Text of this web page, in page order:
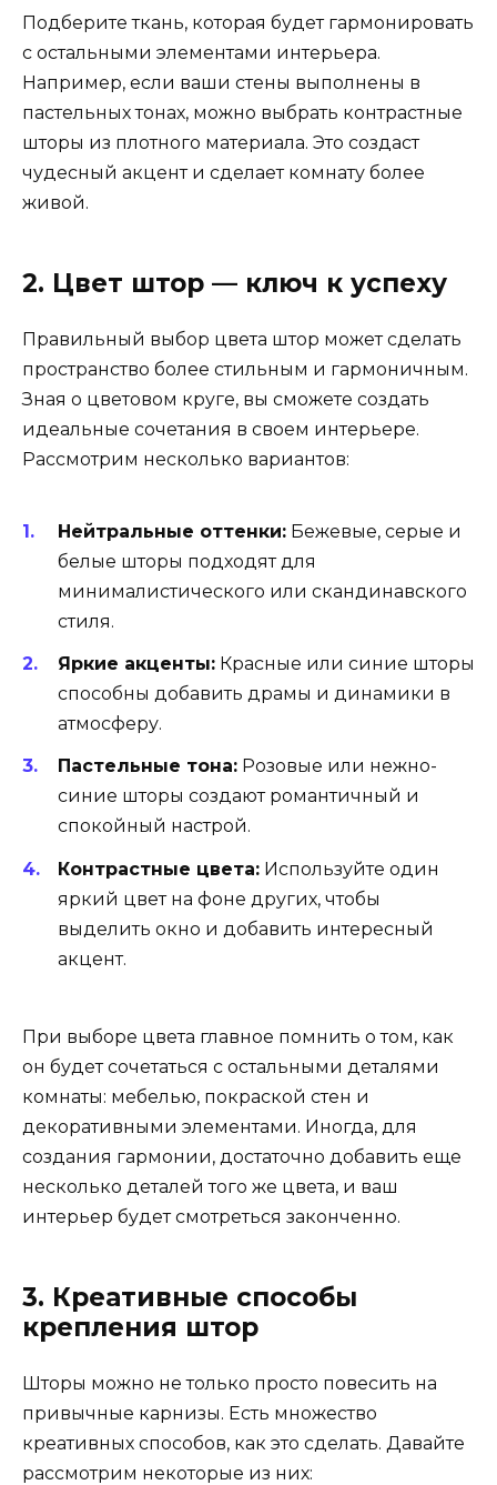
Подберите ткань, которая будет гармонировать
с остальными элементами интерьера.
Например, если ваши стены выполнены в
пастельных тонах, можно выбрать контрастные
шторы из плотного материала. Это создаст
чудесный акцент и сделает комнату более
живой.
2. Цвет штор — ключ к успеху
Правильный выбор цвета штор может сделать
пространство более стильным и гармоничным.
Зная о цветовом круге, вы сможете создать
идеальные сочетания в своем интерьере.
Рассмотрим несколько вариантов:
Нейтральные оттенки: Бежевые, серые и
белые шторы подходят для
минималистического или скандинавского
стиля.
Яркие акценты: Красные или синие шторы
способны добавить драмы и динамики в
атмосферу.
Пастельные тона: Розовые или нежно-
синие шторы создают романтичный и
спокойный настрой.
Контрастные цвета: Используйте один
яркий цвет на фоне других, чтобы
выделить окно и добавить интересный
акцент.
При выборе цвета главное помнить о том, как
он будет сочетаться с остальными деталями
комнаты: мебелью, покраской стен и
декоративными элементами. Иногда, для
создания гармонии, достаточно добавить еще
несколько деталей того же цвета, и ваш
интерьер будет смотреться законченно.
3. Креативные способы
крепления штор
Шторы можно не только просто повесить на
привычные карнизы. Есть множество
креативных способов, как это сделать. Давайте
рассмотрим некоторые из них: